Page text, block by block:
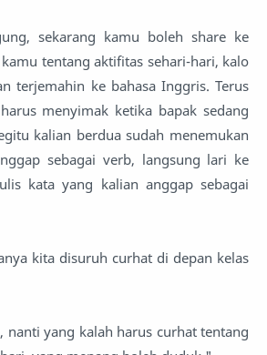
sekarang kamu boleh share ke
tentang aktifitas sehari-hari, kalo
terjemahin ke bahasa Inggris. Terus
menyimak ketika bapak sedang
kalian berdua sudah menemukan
sebagai verb, langsung lari ke
kata yang kalian anggap sebagai
kita disuruh curhat di depan kelas
nanti yang kalah harus curhat tentang